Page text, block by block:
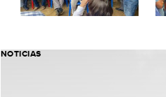
NOTICIAS